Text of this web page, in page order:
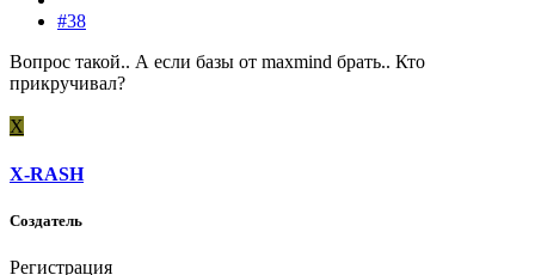
#38
Вопрос такой.. А если базы от maxmind брать.. Кто
прикручивал?
X
X-RASH
Создатель
Регистрация